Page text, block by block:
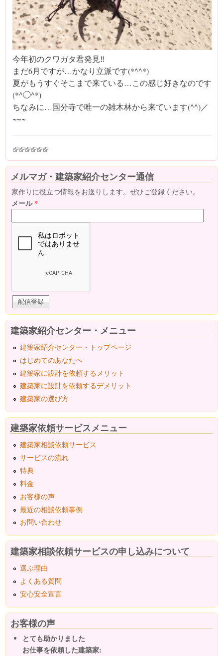
今年初のクワガタ君発見‼︎
まだ6月ですが…かなり立派です(*^^*)
夏がもうすぐそこまで来ている…この感じ好きなのです
(*^◯^*)
ちなみに…国分寺で唯一の雑木林から来ています(^^)／
~~~
(link is external)
(link is external)
(link is external)
(link is external)
(link is external)
(link is external)
メルマガ・建築家紹介センター通信
家作りに役立つ情報をお送りします。ぜひご登録ください。
メール*
建築家紹介センター・メニュー
建築家紹介センター・トップページ
はじめてのあなたへ
建築家に設計を依頼するメリット
建築家に設計を依頼するデメリット
建築家の選び方
建築家依頼サービスメニュー
建築家相談依頼サービス
サービスの流れ
特典
料金
お客様の声
最近の相談依頼事例
お問い合わせ
建築家相談依頼サービスの申し込みについて
選ぶ理由
よくある質問
安心安全宣言
お客様の声
とても助かりました
お仕事を依頼した建築家: